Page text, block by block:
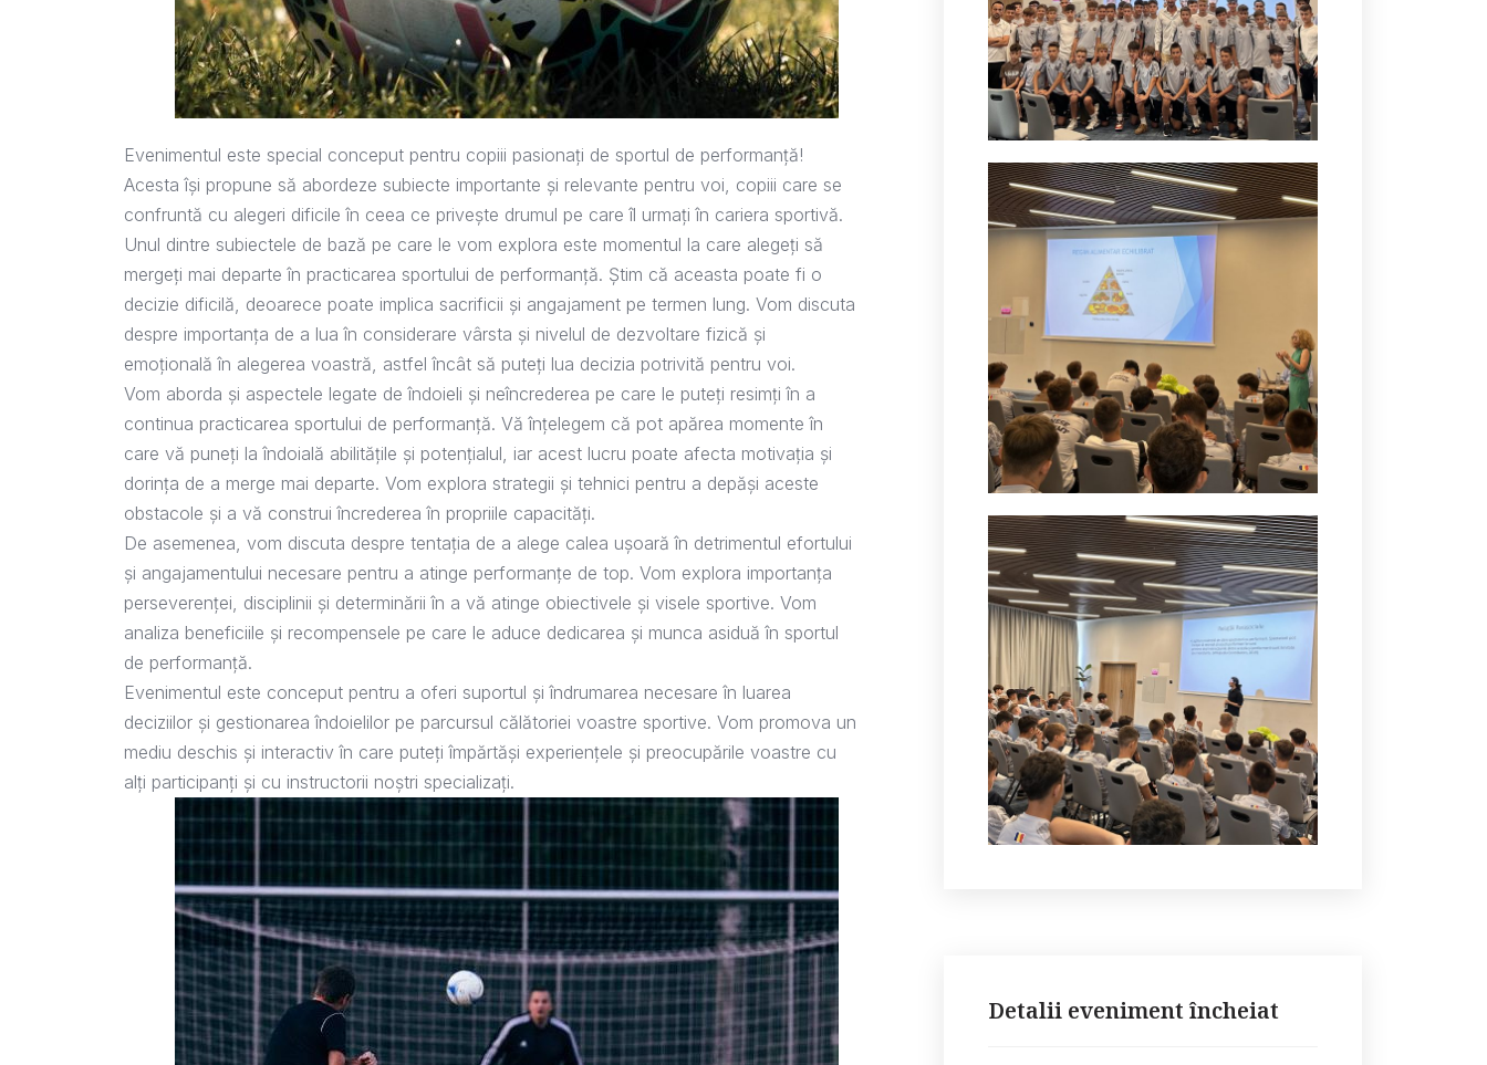
Evenimentul este special conceput pentru copiii pasionați de sportul de performanță!
Acesta își propune să abordeze subiecte importante și relevante pentru voi, copiii care se
confruntă cu alegeri dificile în ceea ce privește drumul pe care îl urmați în cariera sportivă.
Unul dintre subiectele de bază pe care le vom explora este momentul la care alegeți să
mergeți mai departe în practicarea sportului de performanță. Știm că aceasta poate fi o
decizie dificilă, deoarece poate implica sacrificii și angajament pe termen lung. Vom discuta
despre importanța de a lua în considerare vârsta și nivelul de dezvoltare fizică și
emoțională în alegerea voastră, astfel încât să puteți lua decizia potrivită pentru voi.
Vom aborda și aspectele legate de îndoieli și neîncrederea pe care le puteți resimți în a
continua practicarea sportului de performanță. Vă înțelegem că pot apărea momente în
care vă puneți la îndoială abilitățile și potențialul, iar acest lucru poate afecta motivația și
dorința de a merge mai departe. Vom explora strategii și tehnici pentru a depăși aceste
obstacole și a vă construi încrederea în propriile capacități.
De asemenea, vom discuta despre tentația de a alege calea ușoară în detrimentul efortului
și angajamentului necesare pentru a atinge performanțe de top. Vom explora importanța
perseverenței, disciplinii și determinării în a vă atinge obiectivele și visele sportive. Vom
analiza beneficiile și recompensele pe care le aduce dedicarea și munca asiduă în sportul
de performanță.
Evenimentul este conceput pentru a oferi suportul și îndrumarea necesare în luarea
deciziilor și gestionarea îndoielilor pe parcursul călătoriei voastre sportive. Vom promova un
mediu deschis și interactiv în care puteți împărtăși experiențele și preocupările voastre cu
alți participanți și cu instructorii noștri specializați.
Detalii eveniment încheiat